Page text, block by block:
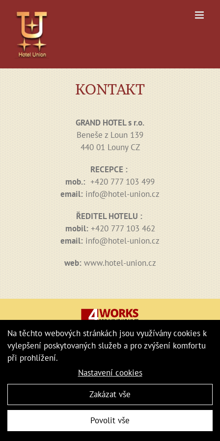
content
KONTAKT
GRAND HOTEL s r.o.
Beneše z Loun 139
440 01 Louny CZ
RECEPCE :
mob.: +420 777 103 499
email: info@hotel-union.cz
ŘEDITEL HOTELU :
mobil:+420 777 103 462
email: info@hotel-union.cz
web:www.hotel-union.cz
Na těchto webových stránkách jsou využívány cookies k
vylepšení poskytovaných služeb a pro zvýšení komfortu
při prohlížení.
Nastavení cookies
Zakázat vše
Povolit vše